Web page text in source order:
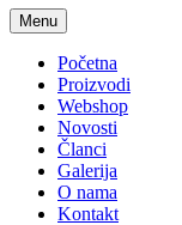
Menu
Početna
Proizvodi
Webshop
Novosti
Članci
Galerija
O nama
Kontakt